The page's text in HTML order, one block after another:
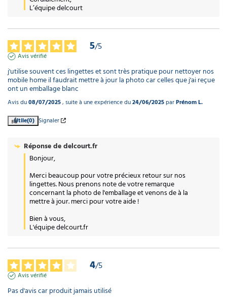
L’équipe delcourt
5/5
Avis vérifié
j'utilise souvent ces lingettes et sont très pratique pour nettoyer nos
mobile home il faudrait mettre à jour la photo car celles que j'ai reçue
ont un emballage blanc
Avis du08/07/2025, suite à une expérience du24/06/2025parPrénom L.
Utile(0) Signaler
Réponse dedelcourt.fr
Bonjour,
Merci beaucoup pour votre précieux retour sur nos
lingettes. Nous prenons note de votre remarque
concernant la photo de l'emballage et venons de à la
mettre à jour. merci pour votre aide !
Bien à vous,
L'équipe delcourt.fr
4/5
Avis vérifié
Pas d'avis car produit jamais utilisé